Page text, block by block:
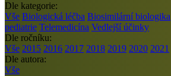
Dle kategorie:
Vše Biologická léčba Biosimilární biologika
pediatrie Telemedicína Vedlejší účinky
Dle ročníku:
Vše 2015 2016 2017 2018 2019 2020 2021
Dle autora:
Vše